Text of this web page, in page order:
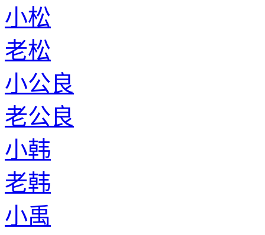
小松
老松
小公良
老公良
小韩
老韩
小禹